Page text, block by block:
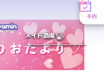
予約
メイド酒場